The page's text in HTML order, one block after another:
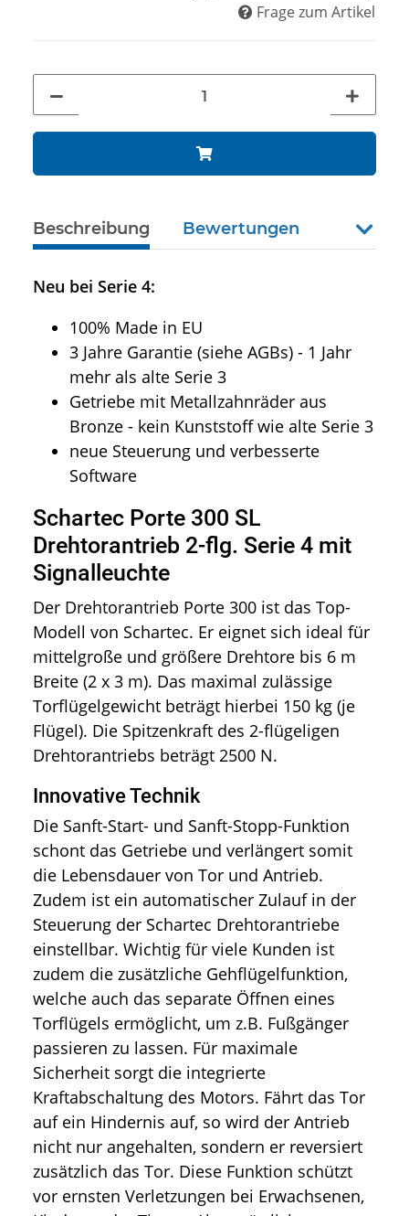
Frage zum Artikel
Beschreibung Bewertungen
Neu bei Serie 4:
100% Made in EU
3 Jahre Garantie (siehe AGBs) - 1 Jahr
mehr als alte Serie 3
Getriebe mit Metallzahnräder aus
Bronze - kein Kunststoff wie alte Serie 3
neue Steuerung und verbesserte
Software
Schartec Porte 300 SL
Drehtorantrieb 2-flg. Serie 4 mit
Signalleuchte
Der Drehtorantrieb Porte 300 ist das Top-
Modell von Schartec. Er eignet sich ideal für
mittelgroße und größere Drehtore bis 6 m
Breite (2 x 3 m). Das maximal zulässige
Torflügelgewicht beträgt hierbei 150 kg (je
Flügel). Die Spitzenkraft des 2-flügeligen
Drehtorantriebs beträgt 2500 N.
Innovative Technik
Die Sanft-Start- und Sanft-Stopp-Funktion
schont das Getriebe und verlängert somit
die Lebensdauer von Tor und Antrieb.
Zudem ist ein automatischer Zulauf in der
Steuerung der Schartec Drehtorantriebe
einstellbar. Wichtig für viele Kunden ist
zudem die zusätzliche Gehflügelfunktion,
welche auch das separate Öffnen eines
Torflügels ermöglicht, um z.B. Fußgänger
passieren zu lassen. Für maximale
Sicherheit sorgt die integrierte
Kraftabschaltung des Motors. Fährt das Tor
auf ein Hindernis auf, so wird der Antrieb
nicht nur angehalten, sondern er reversiert
zusätzlich das Tor. Diese Funktion schützt
vor ernsten Verletzungen bei Erwachsenen,